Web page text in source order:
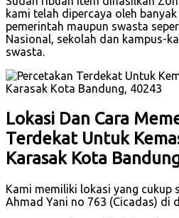
kami telah dipercaya oleh
pemerintah maupun swasta
Nasional, sekolah dan kampus-
swasta.
Lokasi Dan Cara
Terdekat Untuk
Karasak Kota
Kami memiliki lokasi yang cukup
Ahmad Yani no 763 (Cicadas) di